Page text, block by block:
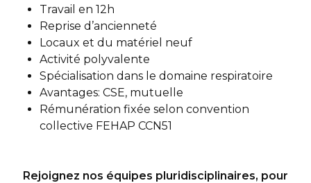
Travail en 12h
Reprise d’ancienneté
Locaux et du matériel neuf
Activité polyvalente
Spécialisation dans le domaine respiratoire
Avantages: CSE, mutuelle
Rémunération fixée selon convention
collective FEHAP CCN51
Rejoignez nos équipes pluridisciplinaires, pour